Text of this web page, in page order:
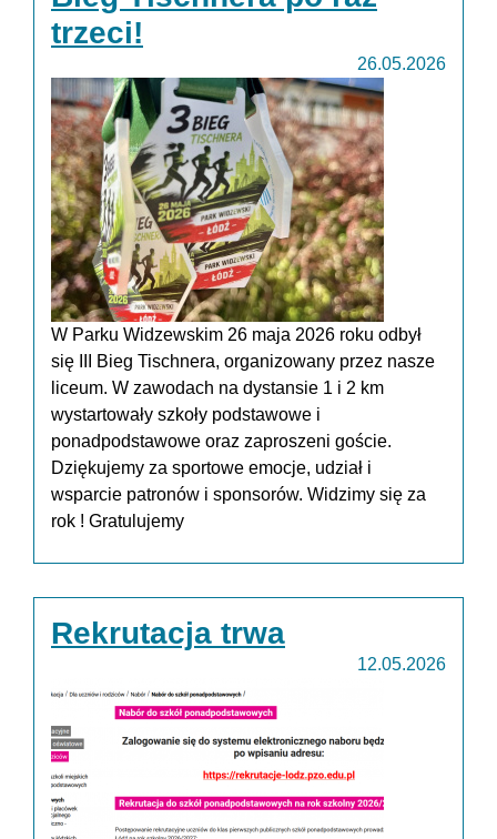
trzeci!
26.05.2026
W Parku Widzewskim 26 maja 2026 roku odbył
się III Bieg Tischnera, organizowany przez nasze
liceum. W zawodach na dystansie 1 i 2 km
wystartowały szkoły podstawowe i
ponadpodstawowe oraz zaproszeni goście.
Dziękujemy za sportowe emocje, udział i
wsparcie patronów i sponsorów. Widzimy się za
rok ! Gratulujemy
Rekrutacja trwa
12.05.2026